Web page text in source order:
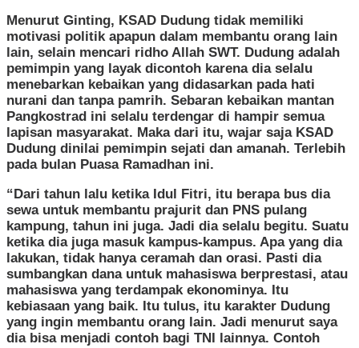
Menurut Ginting, KSAD Dudung tidak memiliki
motivasi politik apapun dalam membantu orang lain
lain, selain mencari ridho Allah SWT. Dudung adalah
pemimpin yang layak dicontoh karena dia selalu
menebarkan kebaikan yang didasarkan pada hati
nurani dan tanpa pamrih. Sebaran kebaikan mantan
Pangkostrad ini selalu terdengar di hampir semua
lapisan masyarakat. Maka dari itu, wajar saja KSAD
Dudung dinilai pemimpin sejati dan amanah. Terlebih
pada bulan Puasa Ramadhan ini.
“Dari tahun lalu ketika Idul Fitri, itu berapa bus dia
sewa untuk membantu prajurit dan PNS pulang
kampung, tahun ini juga. Jadi dia selalu begitu. Suatu
ketika dia juga masuk kampus-kampus. Apa yang dia
lakukan, tidak hanya ceramah dan orasi. Pasti dia
sumbangkan dana untuk mahasiswa berprestasi, atau
mahasiswa yang terdampak ekonominya. Itu
kebiasaan yang baik. Itu tulus, itu karakter Dudung
yang ingin membantu orang lain. Jadi menurut saya
dia bisa menjadi contoh bagi TNI lainnya. Contoh